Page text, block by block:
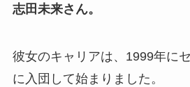
志田未来さん。
彼女のキャリアは、1999年に
に入団して始まりました。